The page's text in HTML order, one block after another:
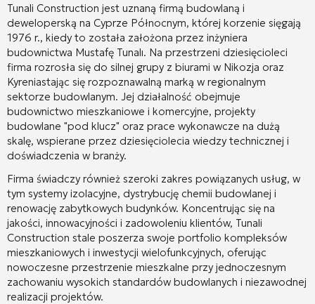
Tunali Construction jest uznaną firmą budowlaną i
deweloperską na Cyprze Północnym, której korzenie sięgają
1976 r., kiedy to została założona przez inżyniera
budownictwa Mustafę Tunalı. Na przestrzeni dziesięcioleci
firma rozrosła się do silnej grupy z biurami w Nikozja oraz
Kyreniastając się rozpoznawalną marką w regionalnym
sektorze budowlanym. Jej działalność obejmuje
budownictwo mieszkaniowe i komercyjne, projekty
budowlane "pod klucz" oraz prace wykonawcze na dużą
skalę, wspierane przez dziesięciolecia wiedzy technicznej i
doświadczenia w branży.
Firma świadczy również szeroki zakres powiązanych usług, w
tym systemy izolacyjne, dystrybucję chemii budowlanej i
renowację zabytkowych budynków. Koncentrując się na
jakości, innowacyjności i zadowoleniu klientów, Tunali
Construction stale poszerza swoje portfolio kompleksów
mieszkaniowych i inwestycji wielofunkcyjnych, oferując
nowoczesne przestrzenie mieszkalne przy jednoczesnym
zachowaniu wysokich standardów budowlanych i niezawodnej
realizacji projektów.